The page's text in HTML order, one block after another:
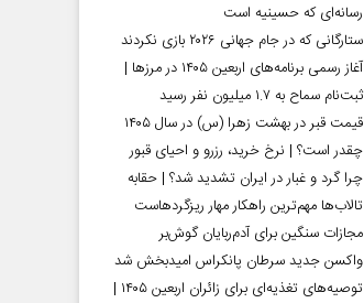
رسانه‌ای که حسینیه است
ستارگانی که در جام جهانی ۲۰۲۶ بازی نکردند
آغاز رسمی برنامه‌های اربعین ۱۴۰۵ در مرز‌ها |
ثبت‌نام سماح به ۱.۷ میلیون نفر رسید
قیمت قبر در بهشت زهرا (س) در سال ۱۴۰۵
چقدر است؟ | نرخ خرید، رزرو و احیای قبور
چرا گرد و غبار در ایران تشدید شد؟ | حقابه
تالاب‌ها مهم‌ترین راهکار مهار ریزگردهاست
مجازات سنگین برای آدم‌ربایان گوش‌بر
واکسن جدید سرطان پانکراس امیدبخش شد
توصیه‌های تغذیه‌ای برای زائران اربعین ۱۴۰۵ |